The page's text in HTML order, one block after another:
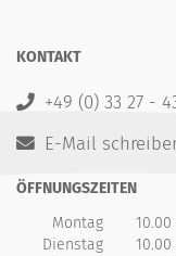
KONTAKT
+49 (0) 33 27 -
E-Mail
ÖFFNUNGSZEITEN
Montag
Dienstag